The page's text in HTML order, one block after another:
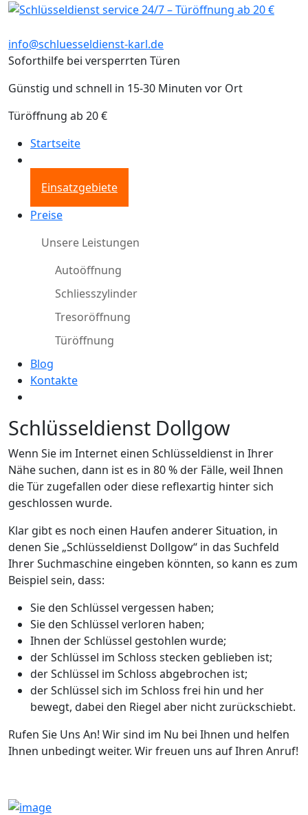
info@schluesseldienst-karl.de
Soforthilfe bei versperrten Türen
Günstig und schnell in 15-30 Minuten vor Ort
Türöffnung ab 20 €
Startseite
Einsatzgebiete
Preise
Unsere Leistungen
Autoöffnung
Schliesszylinder
Tresoröffnung
Türöffnung
Blog
Kontakte
Schlüsseldienst Dollgow
Wenn Sie im Internet einen Schlüsseldienst in Ihrer
Nähe suchen, dann ist es in 80 % der Fälle, weil Ihnen
die Tür zugefallen oder diese reflexartig hinter sich
geschlossen wurde.
Klar gibt es noch einen Haufen anderer Situation, in
denen Sie „Schlüsseldienst Dollgow“ in das Suchfeld
Ihrer Suchmaschine eingeben könnten, so kann es zum
Beispiel sein, dass:
Sie den Schlüssel vergessen haben;
Sie den Schlüssel verloren haben;
Ihnen der Schlüssel gestohlen wurde;
der Schlüssel im Schloss stecken geblieben ist;
der Schlüssel im Schloss abgebrochen ist;
der Schlüssel sich im Schloss frei hin und her
bewegt, dabei den Riegel aber nicht zurückschiebt.
Rufen Sie Uns An! Wir sind im Nu bei Ihnen und helfen
Ihnen unbedingt weiter. Wir freuen uns auf Ihren Anruf!